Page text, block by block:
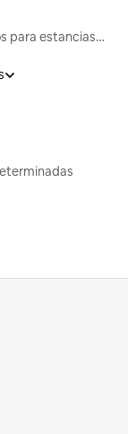
Alojamientos para estancias largas